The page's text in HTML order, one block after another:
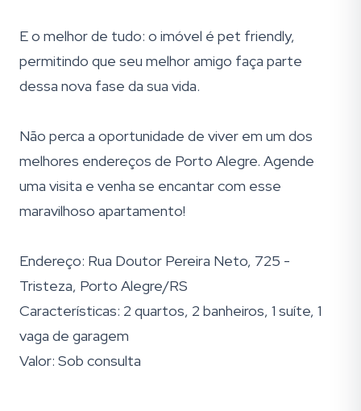
E o melhor de tudo: o imóvel é pet friendly,
permitindo que seu melhor amigo faça parte
dessa nova fase da sua vida.
Não perca a oportunidade de viver em um dos
melhores endereços de Porto Alegre. Agende
uma visita e venha se encantar com esse
maravilhoso apartamento!
Endereço: Rua Doutor Pereira Neto, 725 -
Tristeza, Porto Alegre/RS
Características: 2 quartos, 2 banheiros, 1 suíte, 1
vaga de garagem
Valor: Sob consulta